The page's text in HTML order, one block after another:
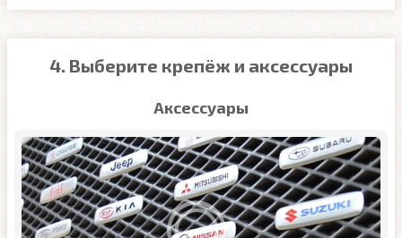
4. Выберите крепёж и аксессуары
Аксессуары